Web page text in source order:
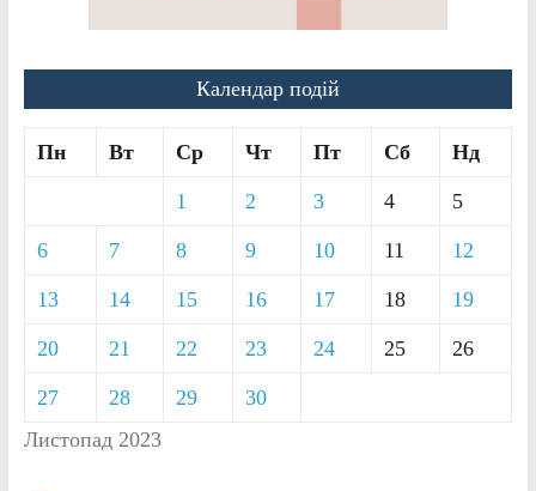
Календар подій
Листопад 2023
Пн Вт Ср Чт Пт Сб Нд
1 2 3 4 5
6 7 8 9 10 11 12
13 14 15 16 17 18 19
20 21 22 23 24 25 26
27 28 29 30